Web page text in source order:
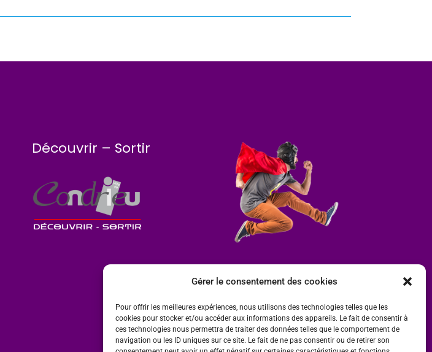
Gérer le consentement des cookies
Pour offrir les meilleures expériences, nous utilisons des technologies telles que les
cookies pour stocker et/ou accéder aux informations des appareils. Le fait de consentir à
ces technologies nous permettra de traiter des données telles que le comportement de
navigation ou les ID uniques sur ce site. Le fait de ne pas consentir ou de retirer son
Découvrir – Sortir